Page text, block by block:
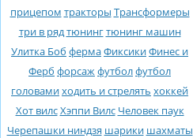
прицепом тракторы Трансформеры
три в рядтюнингтюнинг машин
Улитка Боб фермаФиксикиФинес и
Ферб форсажфутболфутбол
головамиходить и стрелять хоккей
Хот вилсХэппи Вилс Человек паук
Черепашки ниндзя шарики шахматы